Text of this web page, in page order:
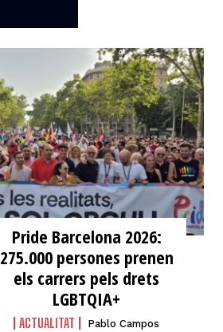
Pride Barcelona 2026:
275.000 persones prenen
els carrers pels drets
LGBTQIA+
ACTUALITAT Pablo Campos